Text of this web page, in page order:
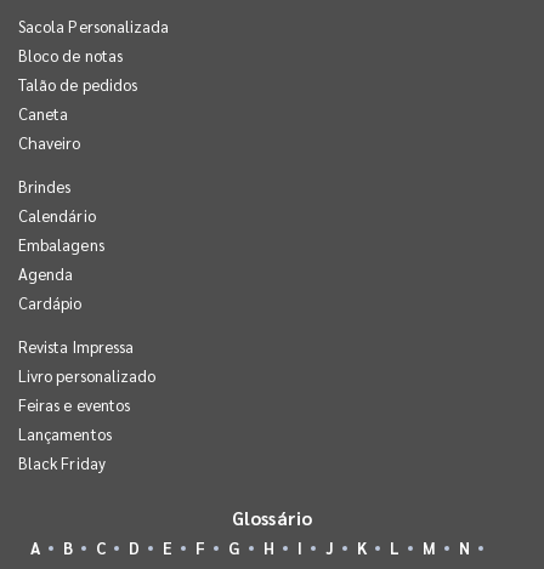
Sacola Personalizada
Bloco de notas
Talão de pedidos
Caneta
Chaveiro
Brindes
Calendário
Embalagens
Agenda
Cardápio
Revista Impressa
Livro personalizado
Feiras e eventos
Lançamentos
Black Friday
Glossário
A B C D E F G H I J K L M
N